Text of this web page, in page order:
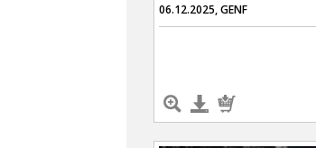
06.12.2025, GENF